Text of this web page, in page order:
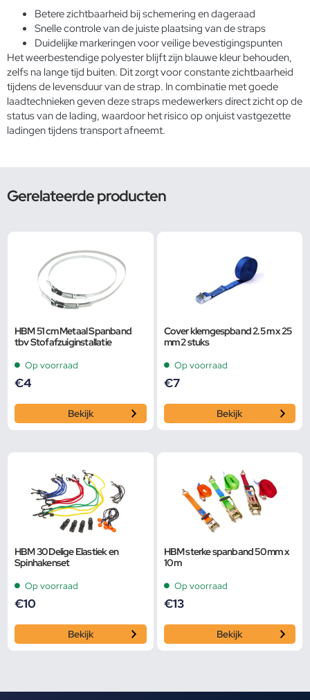
Betere zichtbaarheid bij schemering en dageraad
Snelle controle van de juiste plaatsing van de straps
Duidelijke markeringen voor veilige bevestigingspunten
Het weerbestendige polyester blijft zijn blauwe kleur behouden,
zelfs na lange tijd buiten. Dit zorgt voor constante zichtbaarheid
tijdens de levensduur van de strap. In combinatie met goede
laadtechnieken geven deze straps medewerkers direct zicht op de
status van de lading, waardoor het risico op onjuist vastgezette
ladingen tijdens transport afneemt.
Gerelateerde producten
HBM 51 cm Metaal Spanband
tbv Stofafzuiginstallatie
Op voorraad
€4
Bekijk
Cover klemgespband 2.5 m x 25
mm 2 stuks
Op voorraad
€7
Bekijk
HBM 30 Delige Elastiek en
Spinhakenset
Op voorraad
€10
Bekijk
HBM sterke spanband 50 mm x
10 m
Op voorraad
€13
Bekijk